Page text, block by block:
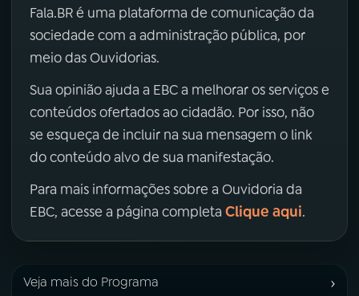
Fala.BR é uma plataforma de comunicação da
sociedade com a administração pública, por
meio das Ouvidorias.
Sua opinião ajuda a EBC a melhorar os serviços e
conteúdos ofertados ao cidadão. Por isso, não
se esqueça de incluir na sua mensagem o link
do conteúdo alvo de sua manifestação.
Para mais informações sobre a Ouvidoria da
EBC, acesse a página completa Clique aqui.
Veja mais do Programa ›